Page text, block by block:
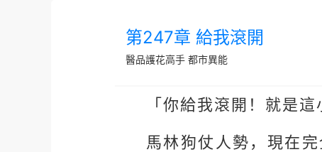
第247章 給我滾開
醫品護花高手 都市異能
「你給我滾開！就是
馬林狗仗人勢，現在